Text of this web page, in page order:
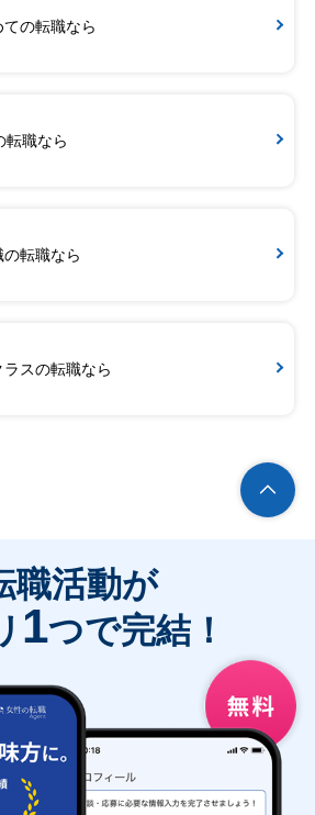
ての転職なら
転職なら
の転職なら
ラスの転職なら
職活動が
1つで完結！